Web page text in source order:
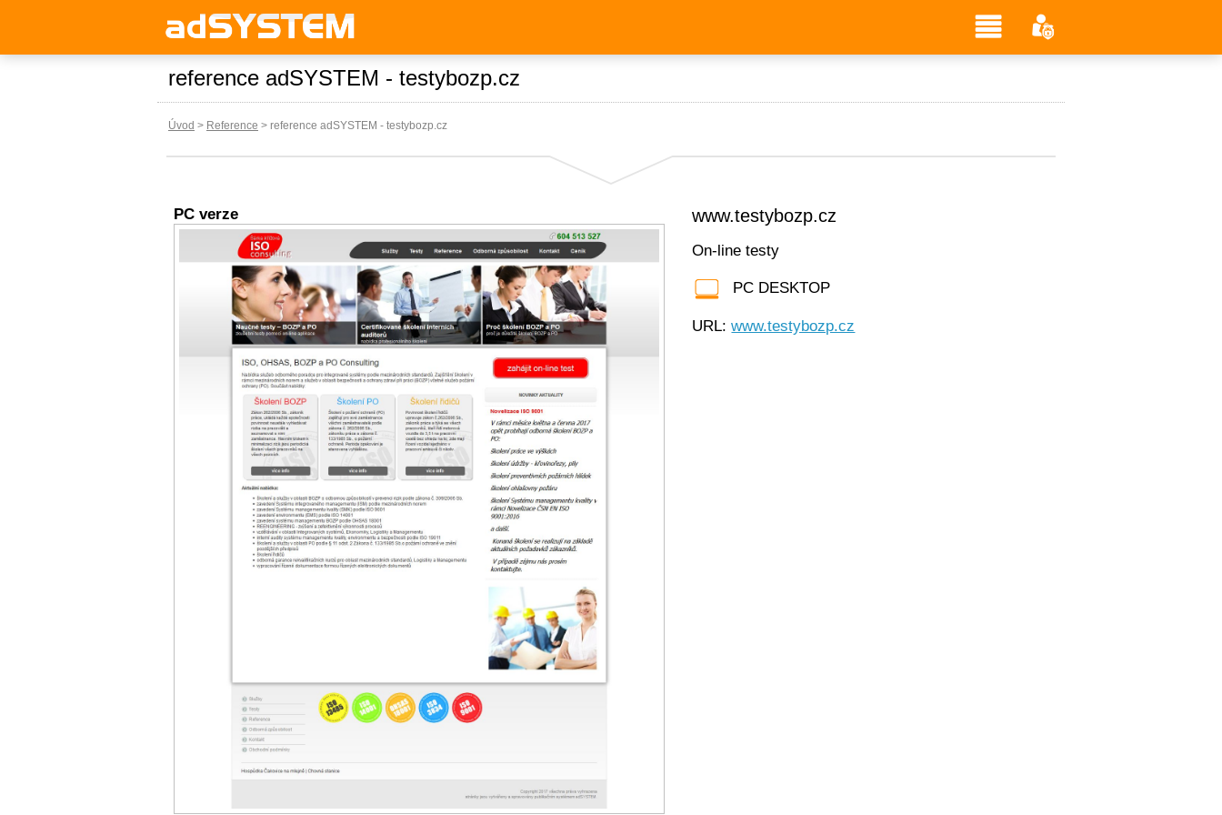
reference adSYSTEM - testybozp.cz
Úvod > Reference > reference adSYSTEM - testybozp.cz
PC verze www.testybozp.cz
On-line testy
M PC DESKTOP
URL:www.testybozp.cz